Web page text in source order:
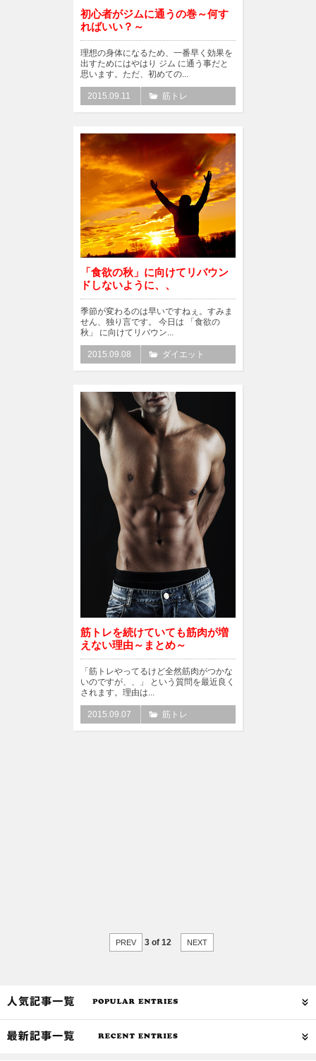
初心者がジムに通うの巻～何す
ればいい？～
理想の身体になるため、一番早く効果を
出すためにはやはり ジム に通う事だと
思います。ただ、初めての...
2015.09.11 筋トレ
「食欲の秋」に向けてリバウン
ドしないように、、
季節が変わるのは早いですねぇ。すみま
せん、独り言です。 今日は 「食欲の
秋」 に向けてリバウン...
2015.09.08 ダイエット
筋トレを続けていても筋肉が増
えない理由～まとめ～
「筋トレやってるけど全然筋肉がつかな
いのですが、、」 という質問を最近良く
されます。理由は...
2015.09.07 筋トレ
PREV 3 of 12 NEXT